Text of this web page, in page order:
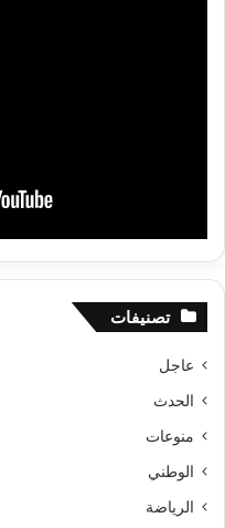
تصنيفات
عاجل
الحدث
منوعات
الوطني
الرياضة